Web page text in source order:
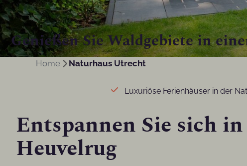
Genießen Sie Waldgebiete in
Home Naturhaus Utrecht
Luxuriöse Ferienhäuser in der
Entspannen Sie sich
Heuvelrug